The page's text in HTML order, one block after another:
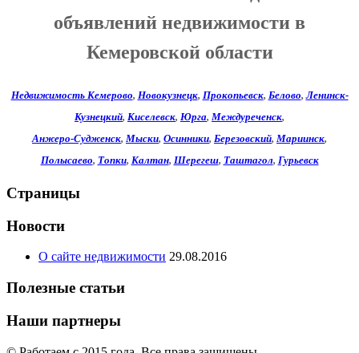
объявлений недвижимости в
Кемеровской области
Недвижимость Кемерово, Новокузнецк, Прокопьевск, Белово,Ленинск-
Кузнецкий, Киселевск, Юрга, Междуреченск,
Анжеро-Судженск, Мыски, Осинники, Березовский, Мариинск,
Полысаево, Топки, Калтан, Шерегеш, Таштагол, Гурьевск
Страницы
Новости
О сайте недвижимости 29.08.2016
Полезные статьи
Наши партнеры